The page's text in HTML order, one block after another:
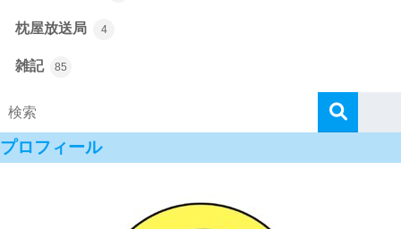
枕屋放送局 4
雑記 85
プロフィール